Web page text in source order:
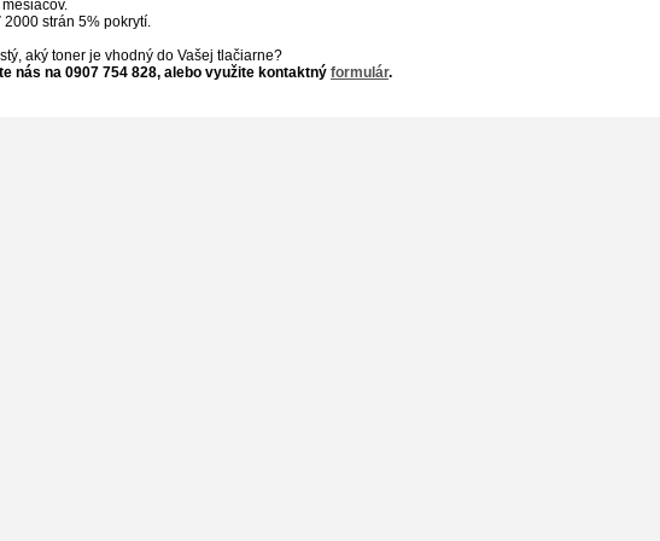
strán 5% pokrytí.
aký toner je vhodný do Vašej tlačiarne?
nás na 0907 754 828, alebo využite kontaktný formulár.